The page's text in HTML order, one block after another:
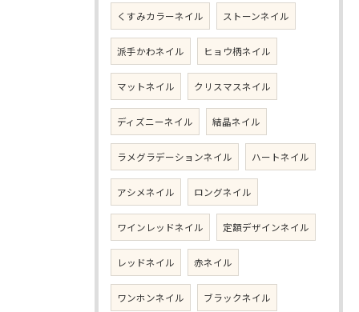
くすみカラーネイル ストーンネイル
派手かわネイル ヒョウ柄ネイル
マットネイル クリスマスネイル
ディズニーネイル 結晶ネイル
ラメグラデーションネイル ハートネイル
アシメネイル ロングネイル
ワインレッドネイル 定額デザインネイル
レッドネイル 赤ネイル
ワンホンネイル ブラックネイル